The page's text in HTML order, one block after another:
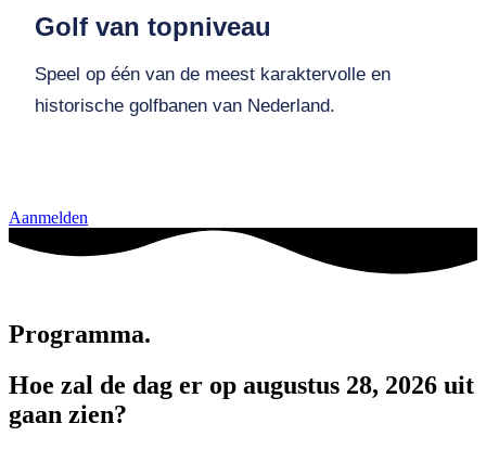
Golf van topniveau
Speel op één van de meest karaktervolle en
historische golfbanen van Nederland.
Aanmelden
Programma.
Hoe zal de dag er op augustus 28, 2026 uit
gaan zien?